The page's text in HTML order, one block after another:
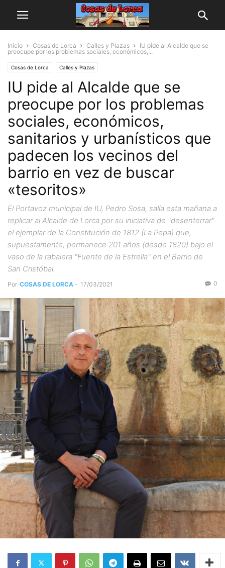
Inicio Cosas de Lorca Calles y Plazas
IU pide al Alcalde que se
preocupe por los problemas sociales, económicos,...
Cosas de Lorca Calles y Plazas
IU pide al Alcalde que se
preocupe por los problemas
sociales, económicos,
sanitarios y urbanísticos que
padecen los vecinos del
barrio en vez de buscar
«tesoritos»
El Portavoz municipal de IU, Pedro Sosa, salía esta mañana a
replicar al Alcalde de Lorca por su iniciativa de "desenterrar"
el ejemplar de la Constitución de 1812 (La Pepa) que,
supuestamente, permanece 201 años (desde 1820) bajo el
vaso de la rabalera "Fuente de la Estrella" en el Barrio de
San Cristóbal.
Por COSAS DE LORCA - 17/03/2021 0